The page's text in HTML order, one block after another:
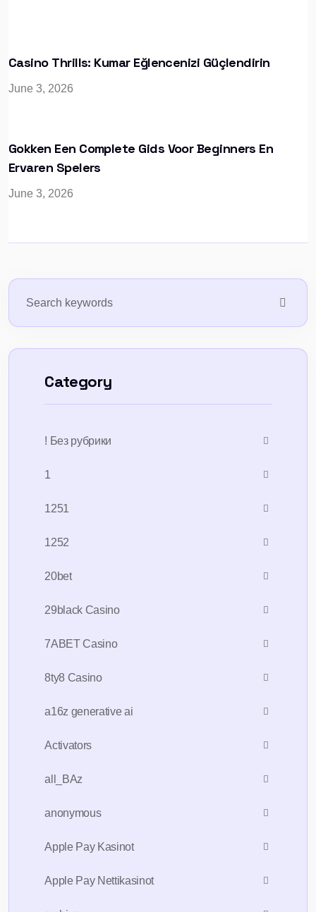
Casino Thrills: Kumar Eğlencenizi Güçlendirin
June 3, 2026
Gokken Een Complete Gids Voor Beginners En
Ervaren Spelers
June 3, 2026
Category
! Без рубрики
1
1251
1252
20bet
29black Casino
7ABET Casino
8ty8 Casino
a16z generative ai
Activators
all_BAz
anonymous
Apple Pay Kasinot
Apple Pay Nettikasinot